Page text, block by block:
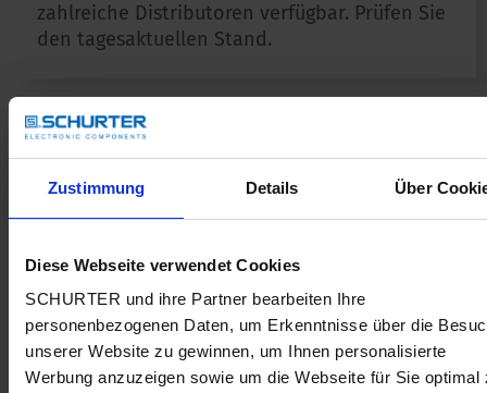
Zustimmung Details Über
Diese Webseite verwendet Cookies
SCHURTER und ihre Partner bearbeiten Ihre
personenbezogenen Daten, um Erkenntnisse über die
unserer Website zu gewinnen, um Ihnen personalisierte
Werbung anzuzeigen sowie um die Webseite für Sie optimal
zahlreiche Distributoren verfügbar. Prüfen Sie
den tagesaktuellen Stand.